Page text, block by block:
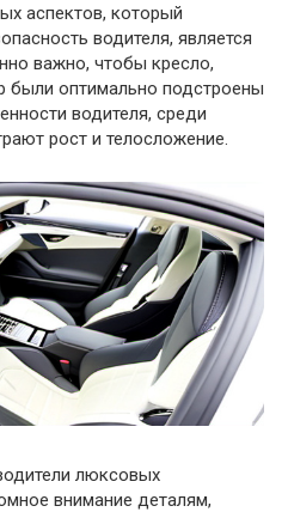
аспектов, который
водителя, является
важно, чтобы кресло,
были оптимально подстроены
водителя, среди
рост и телосложение.
люксовых
внимание деталям,